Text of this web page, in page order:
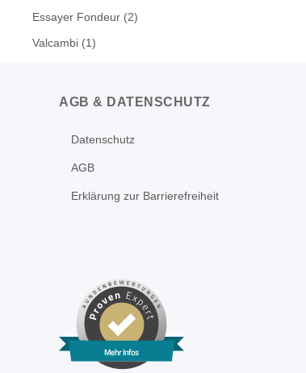
Essayer Fondeur(2)
Valcambi(1)
AGB & DATENSCHUTZ
Datenschutz
AGB
Erklärung zur Barrierefreiheit
Mehr Infos